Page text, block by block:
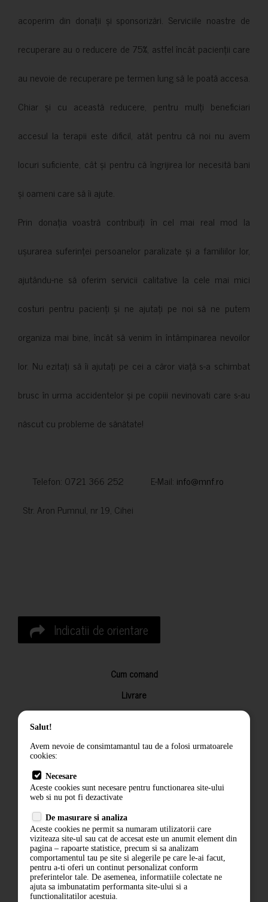
acoperim din donații și sponsorizări. Serviciile noastre de
recuperare au o reducere de 75%, astfel încât pacienții care
au nevoie de recuperare pe termen lung să le poată accesa.
Chiar și cu această reducere, pentru mulți beneficiari
accesul la terapii este dificil, atât pentru că noi nu avem
locuri suficiente, cât și pentru că îngrijirea lor necesită bani
și oameni care să îi ajute.
Prin donația voastră contribuiți în cel mai real mod la
ușurarea suferinței persoanelor paralizate și a familiilor lor,
ajutându-ne să oferim servicii calitative la cele mai mici
costuri pentru pacienți și ne ajutați pe noi să ne putem
organiza mai bine, încât să venim în întâmpinarea nevoilor
lor. Nu ezitați să îi ajutați pe cei a căror viață s-a schimbat
brusc în urma accidentelor și pe copiii nevinovati care s-au
născut cu probleme de sănătate!
Telefon: 0721 366 252 E-Mail: info@mnf.ro
Str. Aron Pumnul, nr 19, Cihei
Indicatii de orientare
Cum comand
Livrare
Returnarea produselor
Termeni si conditii
Politica de confidentialitate
ANPC
Salut!
Avem nevoie de consimtamantul tau de a folosi urmatoarele
cookies:
Necesare
Aceste cookies sunt necesare pentru functionarea site-ului
web si nu pot fi dezactivate
De masurare si analiza
Aceste cookies ne permit sa numaram utilizatorii care
viziteaza site-ul sau cat de accesat este un anumit element din
pagina – rapoarte statistice, precum si sa analizam
comportamentul tau pe site si alegerile pe care le-ai facut,
pentru a-ti oferi un continut personalizat conform
preferintelor tale. De asemenea, informatiile colectate ne
ajuta sa imbunatatim performanta site-ului si a
functionalitatilor acestuia.